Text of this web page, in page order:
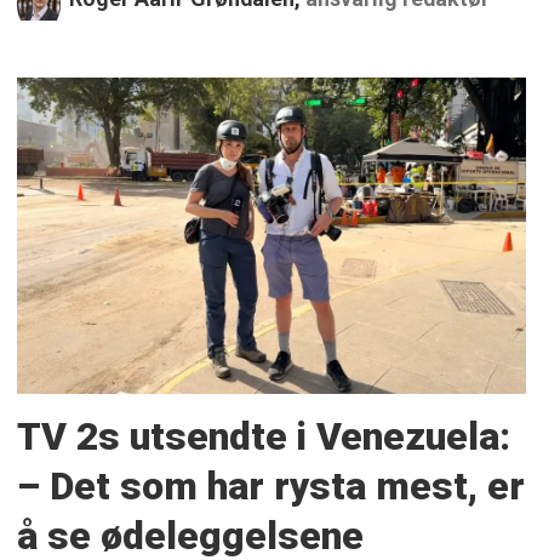
TV 2s utsendte i Venezuela:
– Det som har rysta mest, er
å se ødeleggelsene